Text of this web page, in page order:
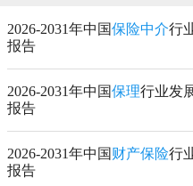
2026-2031年中国保险中介行
报告
2026-2031年中国保理行业发
报告
2026-2031年中国 财产保险行
报告